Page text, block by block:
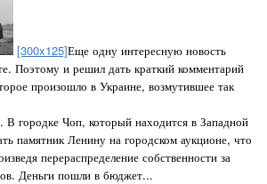
[300x125]Еще одну интересную новость
Поэтому и решил дать краткий комментарий
произошло в Украине, возмутившее так
городке Чоп, который находится в Западной
памятник Ленину на городском аукционе, что
перераспределение собственности за
Деньги пошли в бюджет...